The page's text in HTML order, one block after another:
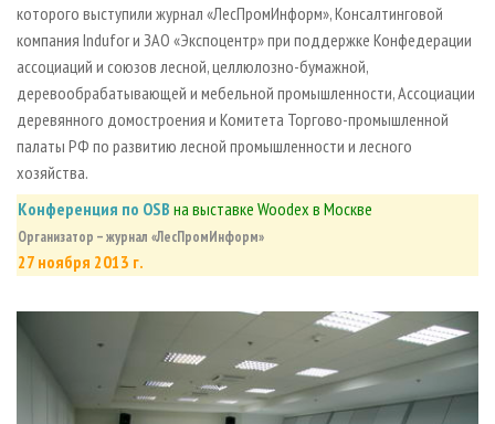
которого выступили журнал «ЛесПромИнформ», Консалтинговой
компания Indufor и ЗАО «Экспоцентр» при поддержке Конфедерации
ассоциаций и союзов лесной, целлюлозно-бумажной,
деревообрабатывающей и мебельной промышленности, Ассоциации
деревянного домостроения и Комитета Торгово-промышленной
палаты РФ по развитию лесной промышленности и лесного
хозяйства.
Конференция по OSB на выставке Woodex в Москве
Организатор – журнал «ЛесПромИнформ»
27 ноября 2013 г.